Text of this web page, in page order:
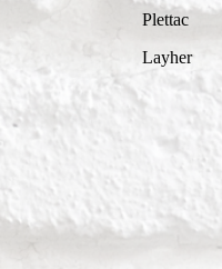
Plettac
Layher